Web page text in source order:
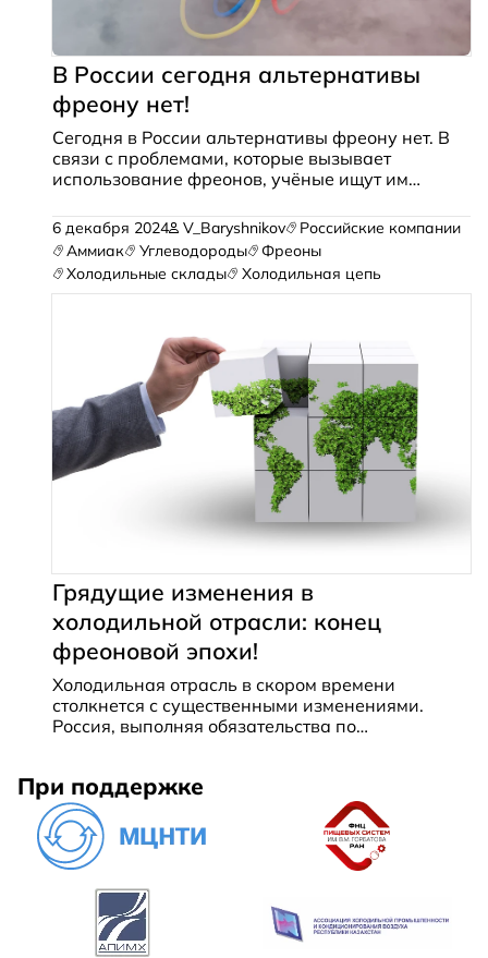
В России сегодня альтернативы
фреону нет!
Сегодня в России альтернативы фреону нет. В
связи с проблемами, которые вызывает
использование фреонов, учёные ищут им
где они применяются, какими свойствами
обладают и почему их использование
вызывает опасения.
6 декабря 2024 V_Baryshnikov
Российские компании
Аммиак
Углеводороды
Фреоны
Холодильные склады
Холодильная цепь
Грядущие изменения в
холодильной отрасли: конец
фреоновой эпохи!
Холодильная отрасль в скором времени
столкнется с существенными изменениями.
Россия, выполняя обязательства по
законодательство. Подробности о причинах и
последствиях в новом обзоре Владимира
Барышникова, генерального директора «ТОП
Групп».
При поддержке